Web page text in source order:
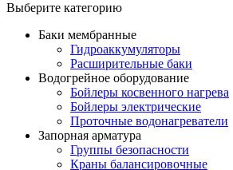
Выберите категорию
Баки мембранные
Гидроаккумуляторы
Расширительные баки
Водогрейное оборудование
Бойлеры косвенного нагрева
Бойлеры электрические
Проточные водонагреватели
Запорная арматура
Группы безопасности
Краны балансировочные